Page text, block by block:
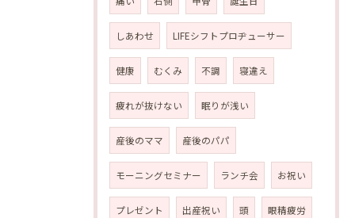
しあわせ LIFEシフトプロヂューサー
健康 むくみ 不調 寝違え
疲れが抜けない 眠りが浅い
産後のママ 産後のパパ
モーニングセミナー ランチ会 お祝い
プレゼント 出産祝い 頭 眼精疲労